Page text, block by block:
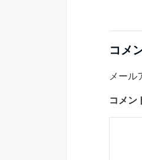
コメ
メール
コメン